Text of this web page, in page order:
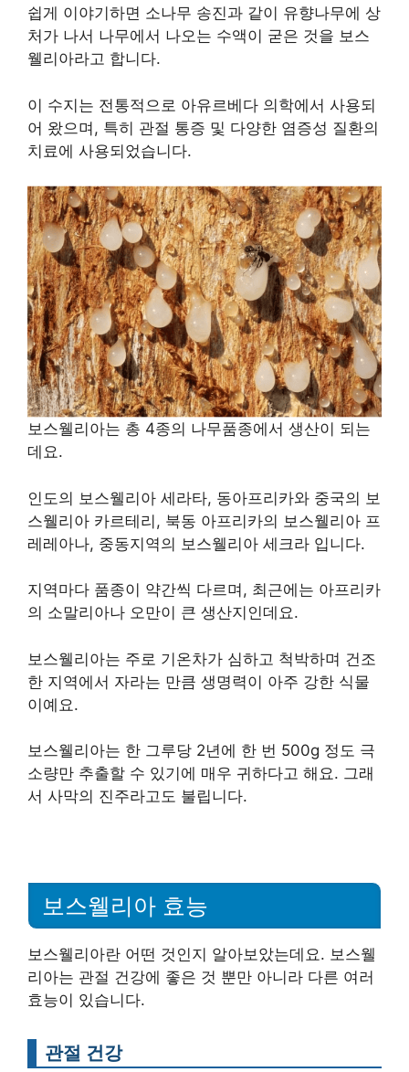
쉽게 이야기하면 소나무 송진과 같이 유향나무에 상
처가 나서 나무에서 나오는 수액이 굳은 것을 보스
웰리아라고 합니다.
이 수지는 전통적으로 아유르베다 의학에서 사용되
어 왔으며, 특히 관절 통증 및 다양한 염증성 질환의
치료에 사용되었습니다.
보스웰리아는 총 4종의 나무품종에서 생산이 되는
데요.
인도의 보스웰리아 세라타, 동아프리카와 중국의 보
스웰리아 카르테리, 북동 아프리카의 보스웰리아 프
레레아나, 중동지역의 보스웰리아 세크라 입니다.
지역마다 품종이 약간씩 다르며, 최근에는 아프리카
의 소말리아나 오만이 큰 생산지인데요.
보스웰리아는 주로 기온차가 심하고 척박하며 건조
한 지역에서 자라는 만큼 생명력이 아주 강한 식물
이예요.
보스웰리아는 한 그루당 2년에 한 번 500g 정도 극
소량만 추출할 수 있기에 매우 귀하다고 해요. 그래
서 사막의 진주라고도 불립니다.
보스웰리아 효능
보스웰리아란 어떤 것인지 알아보았는데요. 보스웰
리아는 관절 건강에 좋은 것 뿐만 아니라 다른 여러
효능이 있습니다.
관절 건강